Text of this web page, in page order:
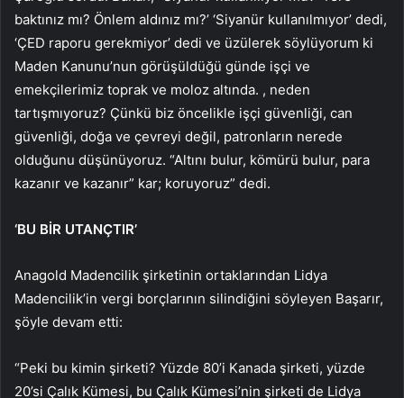
baktınız mı? Önlem aldınız mı?’ ‘Siyanür kullanılmıyor’ dedi,
‘ÇED raporu gerekmiyor’ dedi ve üzülerek söylüyorum ki
Maden Kanunu’nun görüşüldüğü günde işçi ve
emekçilerimiz toprak ve moloz altında. , neden
tartışmıyoruz? Çünkü biz öncelikle işçi güvenliği, can
güvenliği, doğa ve çevreyi değil, patronların nerede
olduğunu düşünüyoruz. “Altını bulur, kömürü bulur, para
kazanır ve kazanır” kar; koruyoruz” dedi.
‘BU BİR UTANÇTIR’
Anagold Madencilik şirketinin ortaklarından Lidya
Madencilik’in vergi borçlarının silindiğini söyleyen Başarır,
şöyle devam etti:
“Peki bu kimin şirketi? Yüzde 80’i Kanada şirketi, yüzde
20’si Çalık Kümesi, bu Çalık Kümesi’nin şirketi de Lidya